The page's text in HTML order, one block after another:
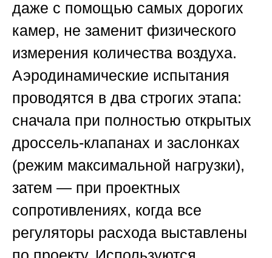
даже с помощью самых дорогих
камер, не заменит физического
измерения количества воздуха.
Аэродинамические испытания
проводятся в два строгих этапа:
сначала при полностью открытых
дроссель-клапанах и заслонках
(режим максимальной нагрузки),
затем — при проектных
сопротивлениях, когда все
регуляторы расхода выставлены